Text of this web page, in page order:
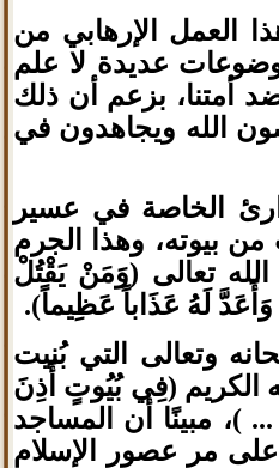
العمل الإرهابي من
عديدة لا علم
ضد أمتنا، بزعم أن ذلك
الله ويجاهدون في
الخاصة في عسير
بيوته، وهذا الجرم
تعالى (وَمَنْ يَقْتُلْ
لَهُ عَذَاباً عَظِيماً).
وتعالى التي بُنيت
الكريم (فِي بُيُوتٍ أَذِنَ
)، مبينًا أن المساجد
مر عصور الإسلام